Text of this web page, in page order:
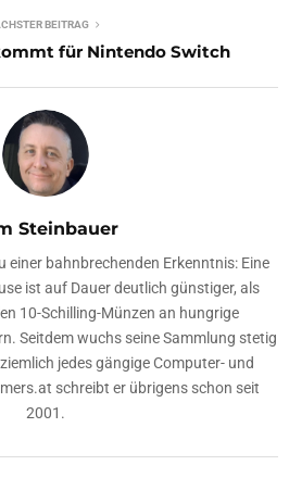
BEITRAG
für Nintendo Switch
Steinbauer
einer bahnbrechenden Erkenntnis: Eine
ist auf Dauer deutlich günstiger, als
10-Schilling-Münzen an hungrige
Seitdem wuchs seine Sammlung stetig
jedes gängige Computer- und
schreibt er übrigens schon seit
2001.